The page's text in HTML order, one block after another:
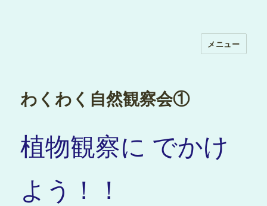
メニュー
わくわく自然観察会①
植物観察に でかけ
よう！！